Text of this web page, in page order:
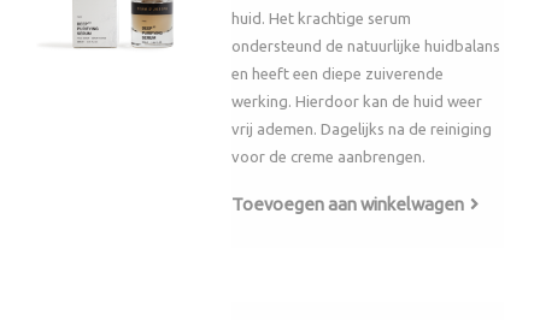
huid. Het krachtige serum
ondersteund de natuurlijke huidbalans
en heeft een diepe zuiverende
werking. Hierdoor kan de huid weer
vrij ademen. Dagelijks na de reiniging
voor de creme aanbrengen.
Toevoegen aan winkelwagen